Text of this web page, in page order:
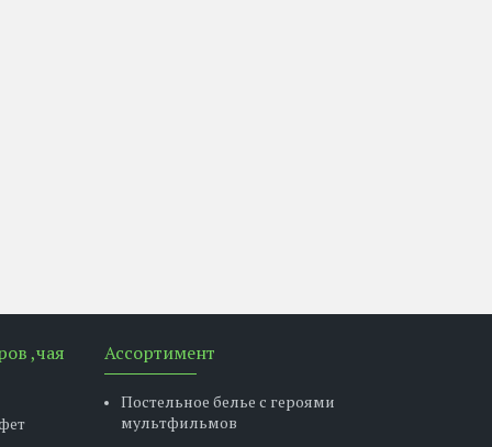
,чая Ассортимент
Постельное белье с героями
мультфильмов